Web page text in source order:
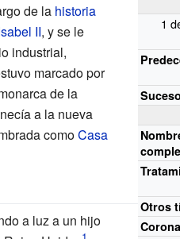
1
Otros
de la historia
II, y se le
industrial,
marcado por
de la
a la nueva
comoCasa
a luz a un hijo